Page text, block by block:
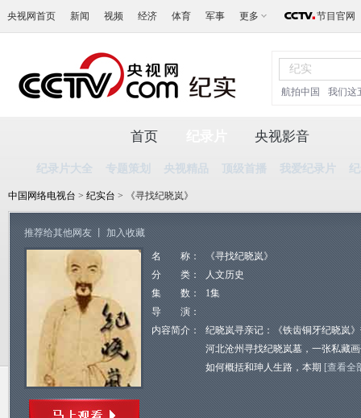
央视网首页 新闻 视频 经济 体育 军事 更多 节目官网
航拍中国 我们这
首页
纪录片大全 专题策划 央视精品 顶级首播 我爱纪录片
央视影音
中国网络电视台 > 纪实台 > 《寻找纪晓岚》
推荐给其他网友 加入收藏
名 称：
《寻找纪晓岚》
分 类：
人文历史
集 数：
1集
导 演：
内容简介：
纪晓岚寻亲记：《铁齿铜牙纪晓岚
河北沧州寻找纪晓岚墓，一张私藏
如何概括和珅人生路，本期 [查看全